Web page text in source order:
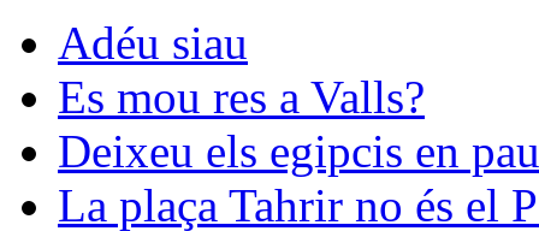
Adéu siau
Es mou res a Valls?
Deixeu els egipcis en
La plaça Tahrir no és el